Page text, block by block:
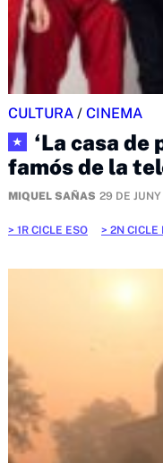
CULTURA / CINEMA
★
‘La casa de
famós de la
MIQUEL SAÑAS 29 DE
1R CICLE ESO 2N CICLE